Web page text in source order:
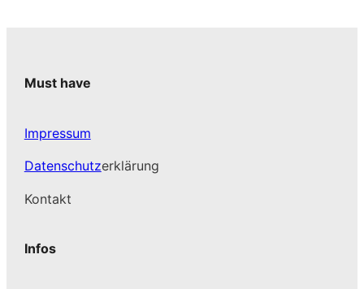
Must have
Impressum
Datenschutzerklärung
Kontakt
Infos